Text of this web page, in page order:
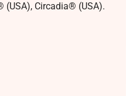
(USA), Circadia® (USA).